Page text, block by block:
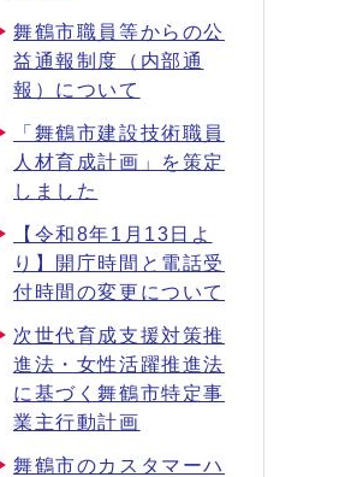
舞鶴市職員等からの公
益通報制度（内部通
報）について
「舞鶴市建設技術職員
人材育成計画」を策定
しました
【令和8年1月13日よ
り】開庁時間と電話受
付時間の変更について
次世代育成支援対策推
進法・女性活躍推進法
に基づく舞鶴市特定事
業主行動計画
舞鶴市のカスタマーハ